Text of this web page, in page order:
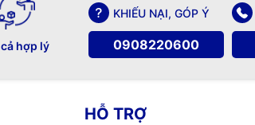
hợp lý
KHIẾU NẠI, GÓP Ý
0908220600
HỖ TRỢ